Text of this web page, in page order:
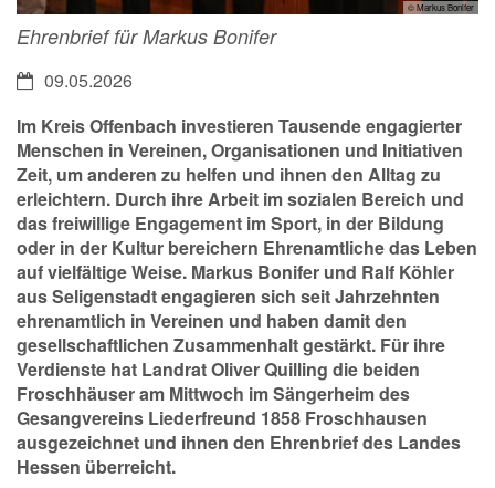
© Markus Bonifer
Ehrenbrief für Markus Bonifer
Datum:09.05.2026
Im Kreis Offenbach investieren Tausende engagierter
Menschen in Vereinen, Organisationen und Initiativen
Zeit, um anderen zu helfen und ihnen den Alltag zu
erleichtern. Durch ihre Arbeit im sozialen Bereich und
das freiwillige Engagement im Sport, in der Bildung
oder in der Kultur bereichern Ehrenamtliche das Leben
auf vielfältige Weise. Markus Bonifer und Ralf Köhler
aus Seligenstadt engagieren sich seit Jahrzehnten
ehrenamtlich in Vereinen und haben damit den
gesellschaftlichen Zusammenhalt gestärkt. Für ihre
Verdienste hat Landrat Oliver Quilling die beiden
Froschhäuser am Mittwoch im Sängerheim des
Gesangvereins Liederfreund 1858 Froschhausen
ausgezeichnet und ihnen den Ehrenbrief des Landes
Hessen überreicht.